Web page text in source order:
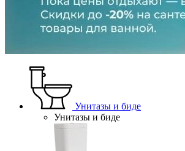
Унитазы и биде
Унитазы и биде